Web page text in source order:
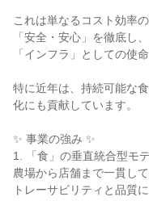
これは単なるコスト効率
「安全・安心」を徹底し
「インフラ」としての使
特に近年は、持続可能な
化にも貢献しています。
✨ 事業の強み ✨
1. 「食」の垂直統合型モ
農場から店舗まで一貫して
トレーサビリティと品質